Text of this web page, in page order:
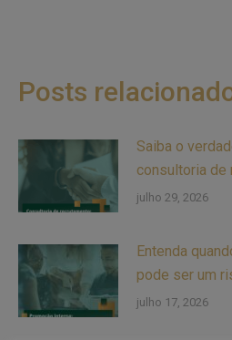
Posts
Saiba o
consultoria de
julho 29, 2026
Entenda
pode ser um
julho 17, 2026